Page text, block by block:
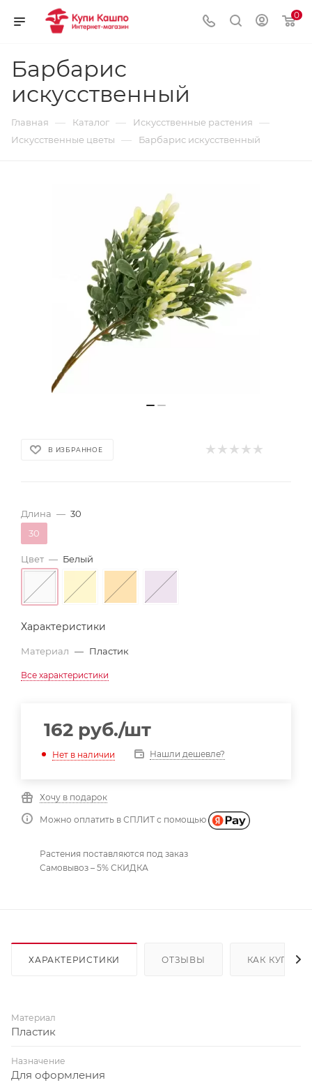
0
Барбарис
искусственный
Главная — Каталог — Искусственные растения —
Искусственные цветы — Барбарис искусственный
В ИЗБРАННОЕ
Длина — 30
30
Цвет — Белый
Характеристики
Материал — Пластик
Все характеристики
162 руб./шт
Нет в наличии Нашли дешевле?
Хочу в подарок
Можно оплатить в СПЛИТ с помощью
Растения поставляются под заказ
Самовывоз – 5% СКИДКА
ХАРАКТЕРИСТИКИ ОТЗЫВЫ КАК КУПИТЬ
Материал
Пластик
Назначение
Для оформления